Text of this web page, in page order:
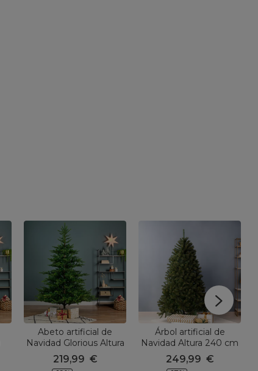
Abeto artificial de
Navidad Glorious Altura
240 cm Verde
219,99 €
Árbol artificial de
Navidad Altura 240 cm
Stockholm Verde
acabado perlado
249,99 €